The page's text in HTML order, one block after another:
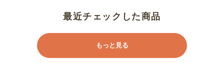
リビングの雑多な物がすっきりと
最近チェックした商品
もっと見る